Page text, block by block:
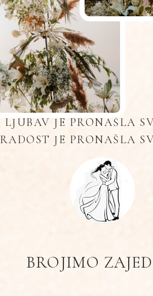
LJUBAV JE PRONAŠLA
RADOST JE PRONAŠLA
BROJIMO